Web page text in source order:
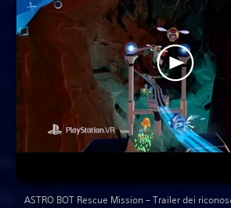
ASTRO BOT Rescue Mission – Trailer dei